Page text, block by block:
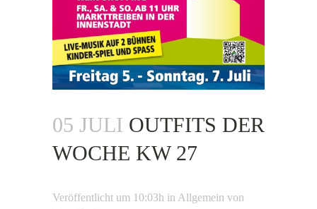
05 JULI OUTFITS DER
WOCHE KW 27
Veröffentlicht um 10:03h in Allgemein von